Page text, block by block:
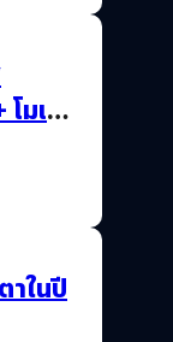
มเดล
าในปี